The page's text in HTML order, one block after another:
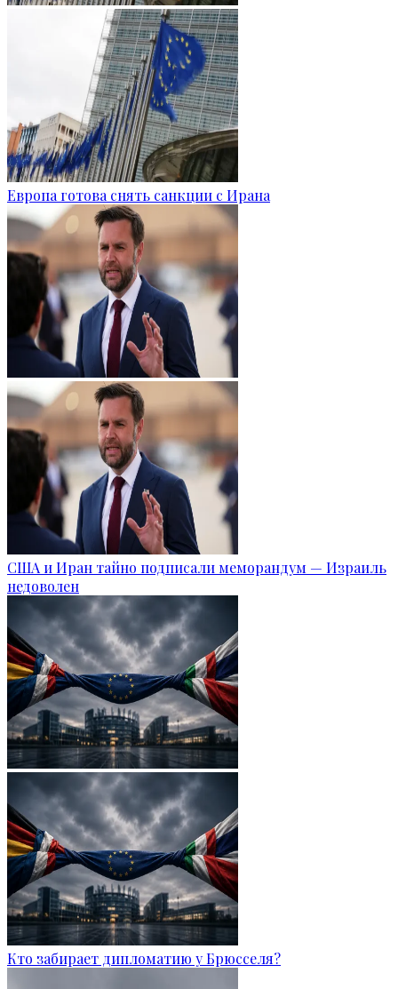
Европа готова снять санкции с Ирана
США и Иран тайно подписали меморандум — Израиль
недоволен
Кто забирает дипломатию у Брюсселя?